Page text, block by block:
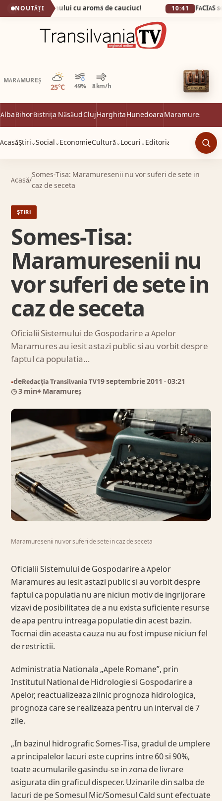
NOUTĂȚI
capitala fumului cu aromă de cauciuc! 10:41
MARAMUREȘ
25°C 49% 8 km/h
Parțial noros
AlbaBihorBistrița NăsăudClujHarghitaHunedoaraMaramureș
AcasăȘtiri ⌄Social ⌄ EconomieCultură ⌄ Locuri ⌄ Editorial
Acasă/
Somes-Tisa: Maramuresenii nu vor suferi de sete in
caz de seceta
ȘTIRI
Somes-Tisa:
Maramuresenii nu
vor suferi de sete in
caz de seceta
Oficialii Sistemului de Gospodarire a Apelor
Maramures au iesit astazi public si au vorbit despre
faptul ca populatia…
●deRedacția Transilvania TV19 septembrie 2011 · 03:21
◷ 3 min⌖ Maramureș
Maramuresenii nu vor suferi de sete in caz de seceta
Oficialii Sistemului de Gospodarire a Apelor
Maramures au iesit astazi public si au vorbit despre
faptul ca populatia nu are niciun motiv de ingrijorare
vizavi de posibilitatea de a nu exista suficiente resurse
de apa pentru intreaga populatie din acest bazin.
Tocmai din aceasta cauza nu au fost impuse niciun fel
de restrictii.
Administratia Nationala „Apele Romane”, prin
Institutul National de Hidrologie si Gospodarire a
Apelor, reactualizeaza zilnic prognoza hidrologica,
prognoza care se realizeaza pentru un interval de 7
zile.
„In bazinul hidrografic Somes-Tisa, gradul de umplere
a principalelor lacuri este cuprins intre 60 si 90%,
toate acumularile gasindu-se in zona de livrare
asigurata din graficul dispecer. Uzinarile din salba de
lacuri de pe Somesul Mic/Somesul Cald sunt efectuate